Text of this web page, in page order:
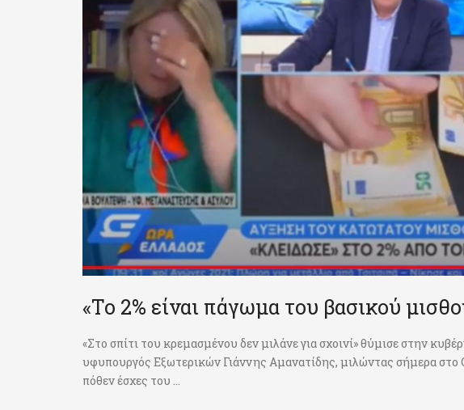
«Το 2% είναι πάγωμα του βασικού
«Στο σπίτι του κρεμασμένου δεν μιλάνε για σχοινί» θύμισε στην
υφυπουργός Εξωτερικών Γιάννης Αμανατίδης, μιλώντας σήμερα στο
πόθεν έσχες του ...